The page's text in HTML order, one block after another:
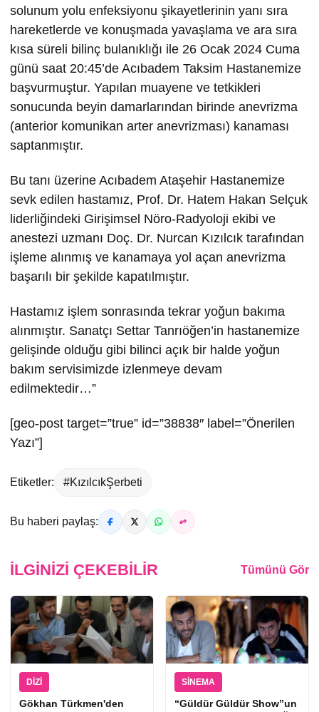
solunum yolu enfeksiyonu şikayetlerinin yanı sıra
hareketlerde ve konuşmada yavaşlama ve ara sıra
kısa süreli bilinç bulanıklığı ile 26 Ocak 2024 Cuma
günü saat 20:45’de Acıbadem Taksim Hastanemize
başvurmuştur. Yapılan muayene ve tetkikleri
sonucunda beyin damarlarından birinde anevrizma
(anterior komunikan arter anevrizması) kanaması
saptanmıştır.
Bu tanı üzerine Acıbadem Ataşehir Hastanemize
sevk edilen hastamız, Prof. Dr. Hatem Hakan Selçuk
liderliğindeki Girişimsel Nöro-Radyoloji ekibi ve
anestezi uzmanı Doç. Dr. Nurcan Kızılcık tarafından
işleme alınmış ve kanamaya yol açan anevrizma
başarılı bir şekilde kapatılmıştır.
Hastamız işlem sonrasında tekrar yoğun bakıma
alınmıştır. Sanatçı Settar Tanrıöğen’in hastanemize
gelişinde olduğu gibi bilinci açık bir halde yoğun
bakım servisimizde izlenmeye devam
edilmektedir…”
[geo-post target=”true” id=”38838″ label=”Önerilen
Yazı”]
Etiketler: #KızılcıkŞerbeti
Bu haberi paylaş:
İLGINIZI ÇEKEBILIR Tümünü Gör
DIZI
Gökhan Türkmen'den
SINEMA
“Güldür Güldür Show”un